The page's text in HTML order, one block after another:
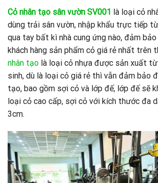
Cỏ nhân tạo sân vườn SV001 là loại cỏ
dùng trải sân vườn, nhập khẩu trực tiếp
qua tay bất kì nhà cung ứng nào, đảm
khách hàng sản phẩm cỏ giá rẻ nhất trên
nhân tạo là loại cỏ nhựa được sản xuất
sinh, dù là loại cỏ giá rẻ thì vẫn đảm bảo
tạo, bao gồm sợi cỏ và lớp đế, lớp đế sẽ
loại cỏ cao cấp, sợi cỏ với kích thước đa
3cm.